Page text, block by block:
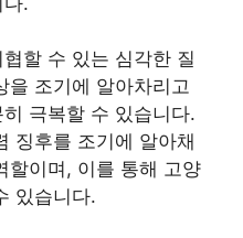
할 수 있는 심각한 질
을 조기에 알아차리고
극복할 수 있습니다.
징후를 조기에 알아채
할이며, 이를 통해 고양
있습니다.